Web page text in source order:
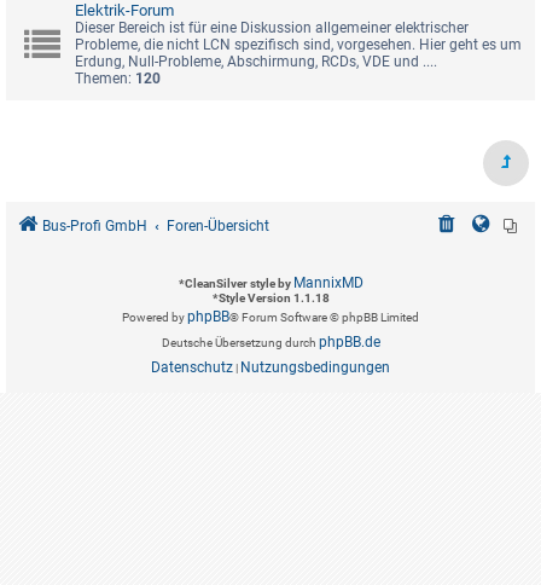
Elektrik-Forum
Dieser Bereich ist für eine Diskussion allgemeiner elektrischer
Probleme, die nicht LCN spezifisch sind, vorgesehen. Hier geht es um
Erdung, Null-Probleme, Abschirmung, RCDs, VDE und ....
Themen: 120
Bus-Profi GmbH Foren-Übersicht
*CleanSilver style by MannixMD
*Style Version 1.1.18
Powered byphpBB® Forum Software © phpBB Limited
Deutsche Übersetzung durch phpBB.de
Datenschutz Nutzungsbedingungen